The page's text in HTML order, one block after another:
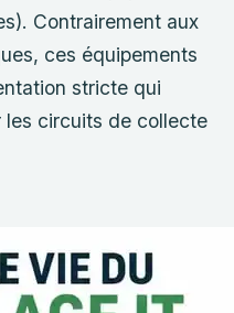
Contrairement aux
ces équipements
stricte qui
les circuits de collecte